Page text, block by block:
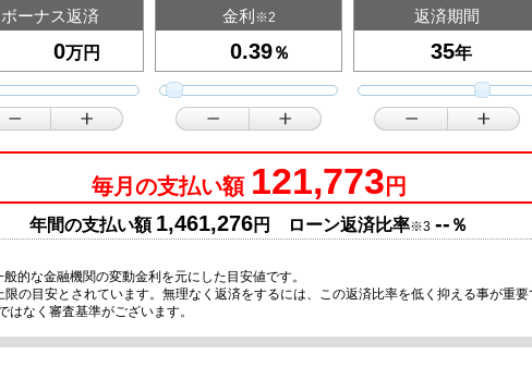
ボーナス返済
万円
金利 ※2
％
返済期間
年
毎月の支払い額 121,773 円
年間の支払い額 1,461,276円 ローン返済比率※3 -- ％
な金融機関の変動金利を元にした目安値です。
目安とされています。無理なく返済をするには、この返済比率を低く抑える事が重
なく審査基準がございます。